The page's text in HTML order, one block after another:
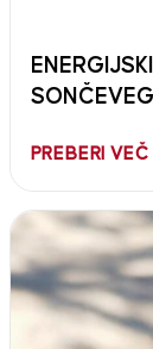
PREBERI VEČ